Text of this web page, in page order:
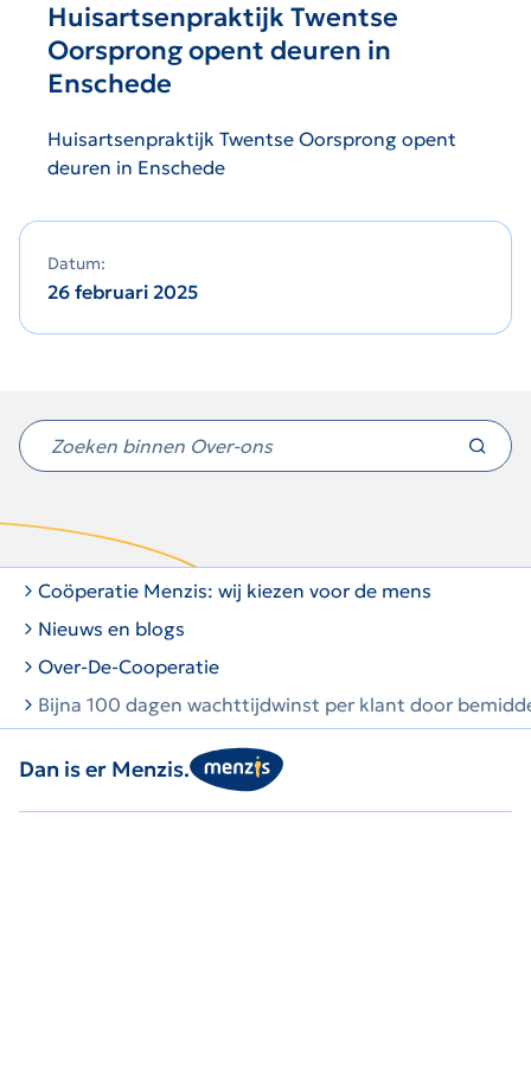
Huisartsenpraktijk Twentse
Oorsprong opent deuren in
Enschede
Huisartsenpraktijk Twentse Oorsprong opent
deuren in Enschede
Datum:
26 februari 2025
Niet
zocht?
Coöperatie Menzis: wij kiezen voor de mens
Nieuws en blogs
Over-De-Cooperatie
Bijna 100 dagen wachttijdwinst per klant door
Dan is er Menzis.